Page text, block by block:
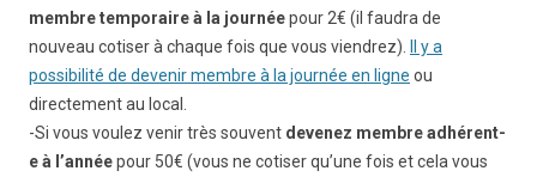
membre temporaire à la journéepour 2€ (il faudra de
nouveau cotiser à chaque fois que vous viendrez). Il y a
possibilité de devenir membre à la journée en ligne ou
directement au local.
-Si vous voulez venir très souvent devenez membre adhérent-
e à l’annéepour 50€ (vous ne cotiser qu’une fois et cela vous